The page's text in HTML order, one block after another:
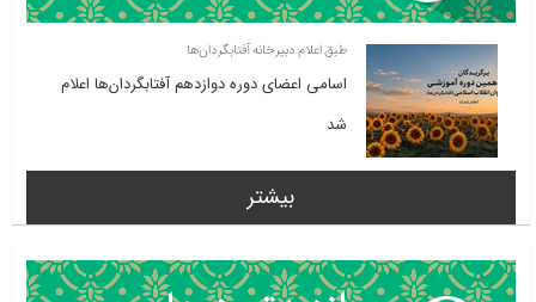
طبق اعلام دبیرخانه آفتابگردان‌ها
اسامی اعضای دوره دوازدهم آفتابگردان‌ها اعلام
شد
بیشتر